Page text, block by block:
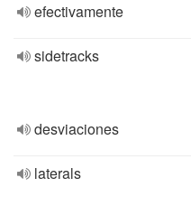
efectivamente
sidetracks
desviaciones
laterals